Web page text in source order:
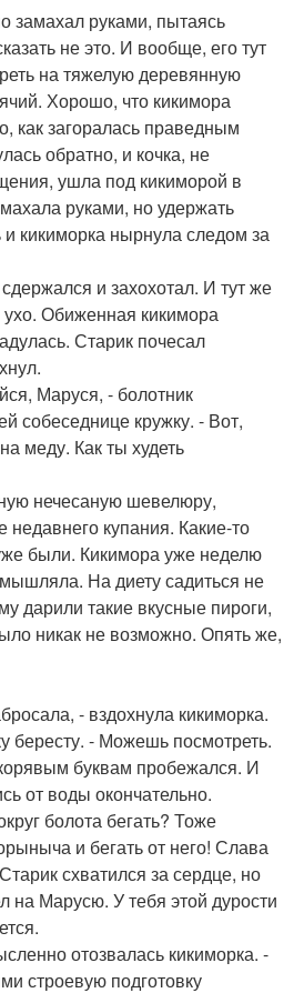
замахал руками, пытаясь
не это. И вообще, его тут
на тяжелую деревянную
Хорошо, что кикимора
как загоралась праведным
обратно, и кочка, не
ушла под кикиморой в
руками, но удержать
кикиморка нырнула следом за
и захохотал. И тут же
Обиженная кикимора
Старик почесал
Маруся, - болотник
собеседнице кружку. - Вот,
меду. Как ты худеть
нечесаную шевелюру,
недавнего купания. Какие-то
были. Кикимора уже неделю
На диету садиться не
дарили такие вкусные пироги,
никак не возможно. Опять же,
- вздохнула кикиморка.
бересту. - Можешь посмотреть.
буквам пробежался. И
от воды окончательно.
болота бегать? Тоже
и бегать от него! Слава
схватился за сердце, но
на Марусю. У тебя этой дурости
отозвалась кикиморка. -
строевую подготовку